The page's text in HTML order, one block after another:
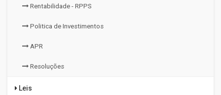
Rentabilidade - RPPS
Politica de Investimentos
APR
Resoluções
Leis